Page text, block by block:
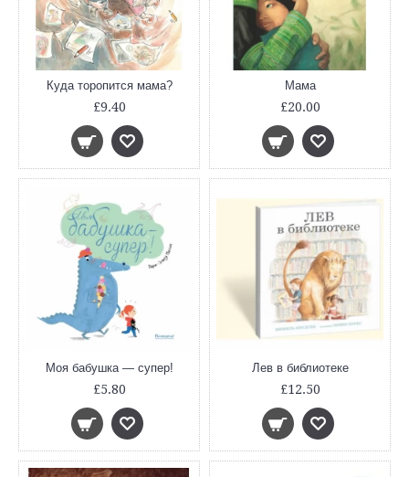
Куда торопится мама?
£9.40
Мама
£20.00
Моя бабушка — супер!
£5.80
Лев в библиотеке
£12.50